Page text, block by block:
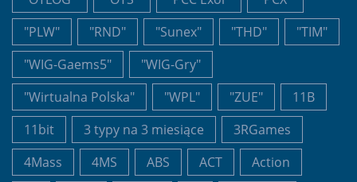
"PLW"
"RND" "Sunex" "THD"
"TIM"
"WIG-Gaems5"
"WIG-Gry"
"Wirtualna Polska"
"WPL" "ZUE"
11B
11bit
3 typy na 3 miesiące
3RGames
4Mass
4MS ABS ACT
Action